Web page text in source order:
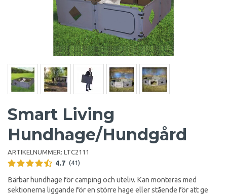
Smart Living
Hundhage/Hundgård
ARTIKELNUMMER: LTC2111
4.7 (41)
Bärbar hundhage för camping och uteliv. Kan monteras med
sektionerna liggande för en större hage eller stående för att ge